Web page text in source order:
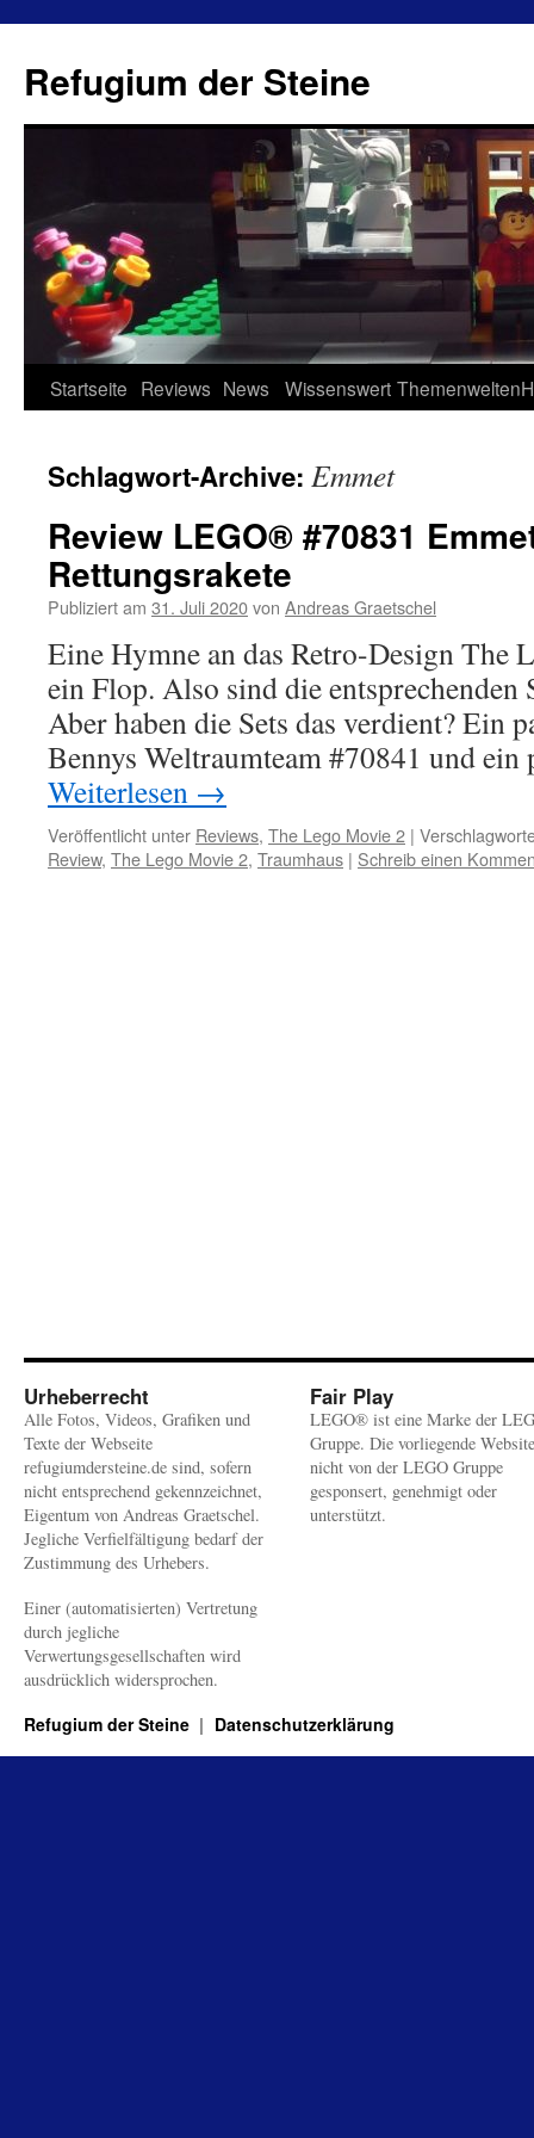
Refugium der Steine
Zum
springen
Startseite Reviews News Wissenswert Themenwelten
Schlagwort-Archive: Emmet
Review LEGO® #70831
Rettungsrakete
Publiziert am 31. Juli 2020von Andreas Graetschel
Eine Hymne an das Retro-Design The
ein Flop. Also sind die entsprechenden
Aber haben die Sets das verdient? Ein
Bennys Weltraumteam #70841 und
Weiterlesen →
Veröffentlicht unter Reviews, The Lego Movie 2 |
Review, The Lego Movie 2, Traumhaus | Schreib einen
Urheberrecht
Alle Fotos, Videos, Grafiken und
Texte der Webseite
refugiumdersteine.de sind, sofern
nicht entsprechend gekennzeichnet,
Eigentum von Andreas Graetschel.
Jegliche Verfielfältigung bedarf der
Zustimmung des Urhebers.
Einer (automatisierten) Vertretung
durch jegliche
Verwertungsgesellschaften wird
ausdrücklich widersprochen.
Fair Play
LEGO® ist eine Marke der
Gruppe. Die vorliegende
nicht von der LEGO Gruppe
gesponsert, genehmigt oder
unterstützt.
Refugium der Steine Datenschutzerklärung